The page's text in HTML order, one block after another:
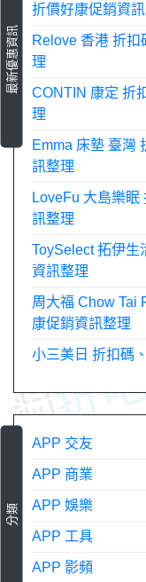
最新優惠資訊
折價好康促銷資
Relove 香港 折
理
CONTIN 康定 折
理
Emma 床墊 臺灣
訊整理
LoveFu 大島樂眠
訊整理
ToySelect 拓伊生
資訊整理
周大福 Chow Tai
康促銷資訊整理
小三美日 折扣碼
分類
APP 交友
APP 商業
APP 娛樂
APP 工具
APP 影頻